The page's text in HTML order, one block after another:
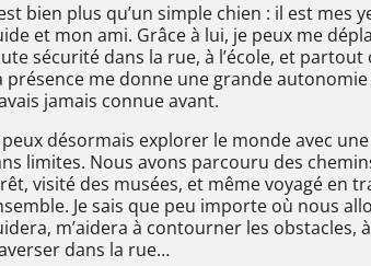
bien plus qu’un simple chien : il est mes
et mon ami. Grâce à lui, je peux me
sécurité dans la rue, à l’école, et partout
présence me donne une grande
jamais connue avant.
peux désormais explorer le monde avec
limites. Nous avons parcouru des
visité des musées, et même voyagé en
Je sais que peu importe où nous
m’aidera à contourner les obstacles, à
dans la rue…